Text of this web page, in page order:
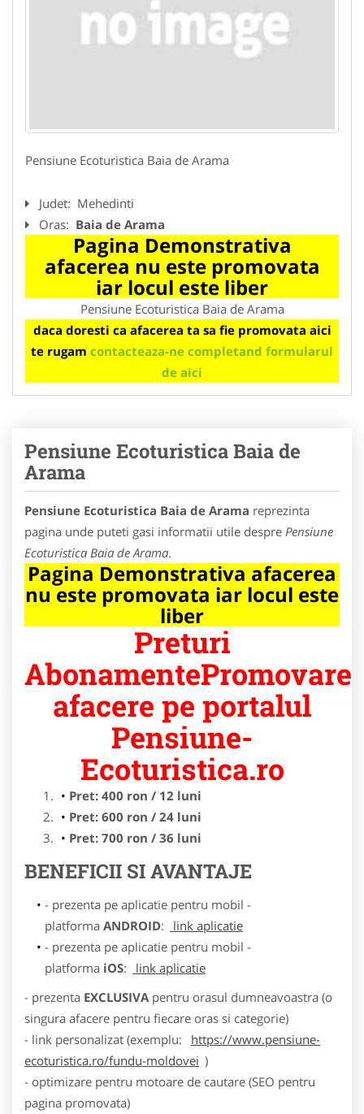
Pensiune Ecoturistica Baia de Arama
Judet: Mehedinti
Oras: Baia de Arama
Pagina Demonstrativa
afacerea nu este promovata
iar locul este liber
Pensiune Ecoturistica Baia de Arama
daca doresti ca afacerea ta sa fie promovata aici
te rugam contacteaza-ne completand formularul
de aici
Pensiune Ecoturistica Baia de
Arama
Pensiune Ecoturistica Baia de Arama reprezinta
pagina unde puteti gasi informatii utile despre Pensiune
Ecoturistica Baia de Arama.
Pagina Demonstrativa afacerea
nu este promovata iar locul este
liber
Preturi
AbonamentePromovare
afacere pe portalul
Pensiune-
Ecoturistica.ro
Pret: 400 ron / 12 luni
Pret: 600 ron / 24 luni
Pret: 700 ron / 36 luni
BENEFICII SI AVANTAJE
- prezenta pe aplicatie pentru mobil -
platforma ANDROID:
link aplicatie
- prezenta pe aplicatie pentru mobil -
platforma iOS:
link aplicatie
- prezenta EXCLUSIVA pentru orasul dumneavoastra (o
singura afacere pentru fiecare oras si categorie)
- link personalizat (exemplu:
https://www.pensiune-
ecoturistica.ro/fundu-moldovei )
- optimizare pentru motoare de cautare (SEO pentru
pagina promovata)